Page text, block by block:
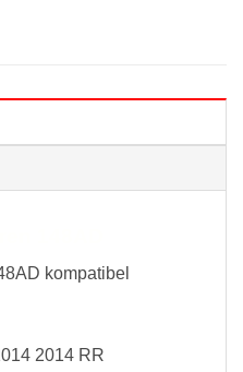
kompatibel
2014 RR